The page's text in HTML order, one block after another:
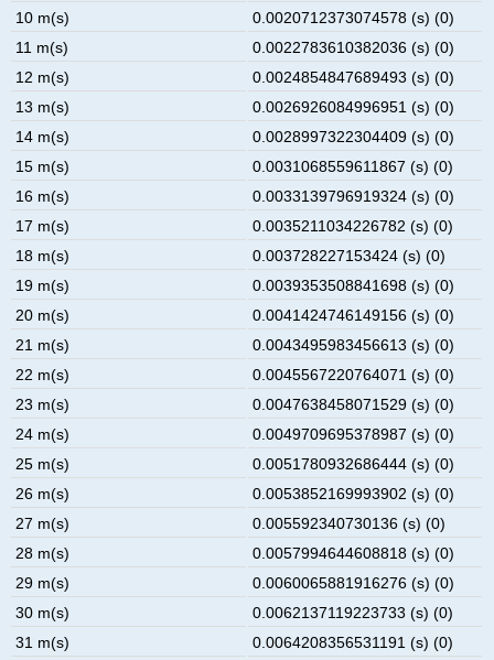
10 m(s)
0.0020712373074578 (s) (0)
11 m(s)
0.0022783610382036 (s) (0)
12 m(s)
0.0024854847689493 (s) (0)
13 m(s)
0.0026926084996951 (s) (0)
14 m(s)
0.0028997322304409 (s) (0)
15 m(s)
0.0031068559611867 (s) (0)
16 m(s)
0.0033139796919324 (s) (0)
17 m(s)
0.0035211034226782 (s) (0)
18 m(s)
0.003728227153424 (s) (0)
19 m(s)
0.0039353508841698 (s) (0)
20 m(s)
0.0041424746149156 (s) (0)
21 m(s)
0.0043495983456613 (s) (0)
22 m(s)
0.0045567220764071 (s) (0)
23 m(s)
0.0047638458071529 (s) (0)
24 m(s)
0.0049709695378987 (s) (0)
25 m(s)
0.0051780932686444 (s) (0)
26 m(s)
0.0053852169993902 (s) (0)
27 m(s)
0.005592340730136 (s) (0)
28 m(s)
0.0057994644608818 (s) (0)
29 m(s)
0.0060065881916276 (s) (0)
30 m(s)
0.0062137119223733 (s) (0)
31 m(s)
0.0064208356531191 (s) (0)